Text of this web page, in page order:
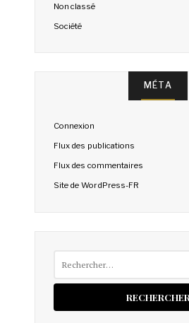
Non classé
Société
MÉTA
Connexion
Flux des publications
Flux des commentaires
Site de WordPress-FR